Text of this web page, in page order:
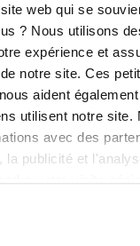
web qui se
? Nous utilisons
expérience et
notre site. Ces
aident
utilisent notre site.
avec des
la publicité et
votre visite
et garantit une
respire même
: Mousses de joues
vos lunettes